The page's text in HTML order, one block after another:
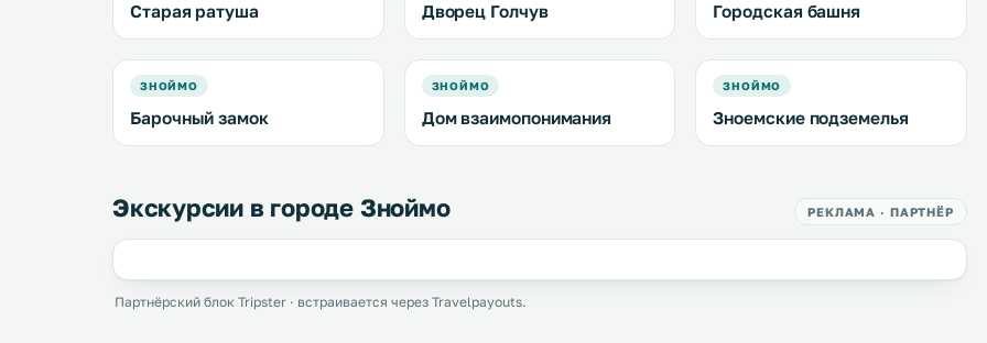
Старая ратуша Дворец Голчув Городская башня
ЗНОЙМО
Барочный замок
ЗНОЙМО
Дом взаимопонимания
ЗНОЙМО
Зноемские подземелья
Экскурсии в городе Зноймо РЕКЛАМА · ПАРТНЁР
Партнёрский блок Tripster · встраивается через Travelpayouts.